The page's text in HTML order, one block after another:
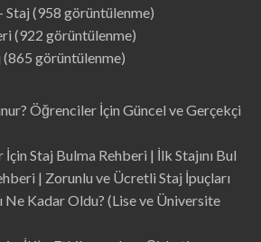
Staj (958 görüntülenme)
(922 görüntülenme)
(865 görüntülenme)
Öğrenciler İçin Güncel ve Gerçekçi
Staj Bulma Rehberi | İlk Stajını Bul
| Zorunlu ve Ücretli Staj İpuçları
Ne Kadar Oldu? (Lise ve Üniversite